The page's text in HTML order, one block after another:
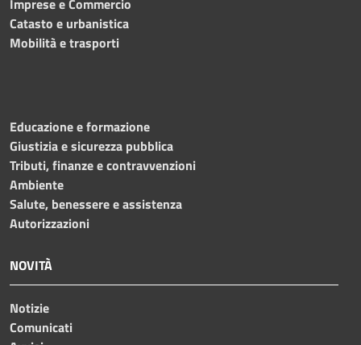
Imprese e Commercio
Catasto e urbanistica
Mobilità e trasporti
Educazione e formazione
Giustizia e sicurezza pubblica
Tributi, finanze e contravvenzioni
Ambiente
Salute, benessere e assistenza
Autorizzazioni
NOVITÀ
Notizie
Comunicati